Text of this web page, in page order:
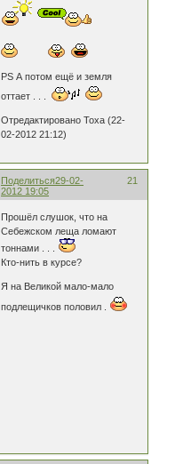
PS А потом ещё и земля
оттает . . .
Отредактировано Тоха (22-
02-2012 21:12)
Поделиться 21
29-02-
2012 19:05
Прошёл слушок, что на
Себежском леща ломают
тоннами . . .
Кто-нить в курсе?
Я на Великой мало-мало
подлещичков половил .